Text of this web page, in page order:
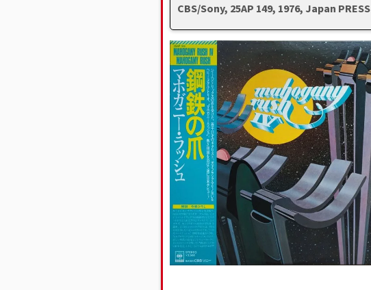
CBS/Sony, 25AP 149, 1976, Japan PRESS